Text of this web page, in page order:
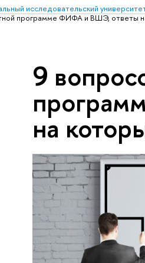
исследовательский
программе ФИФА и ВШЭ, ответы
9
на